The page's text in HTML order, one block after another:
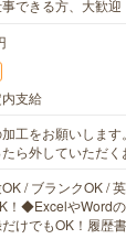
できる方、大歓迎
支給
工をお願いしま
ら外していただ
/ ブランクOK /
！◆ExcelやWord
けでもOK！履歴